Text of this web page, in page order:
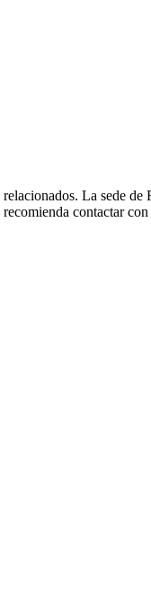
La sede
recomienda contactar